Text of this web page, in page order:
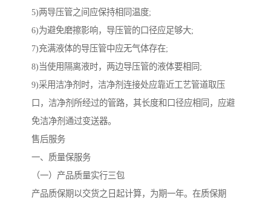
5)两导压管之间应保持相同温度;
6)为避免磨擦影响，导压管的口径应足够大;
7)充满液体的导压管中应无气体存在;
8)当使用隔离液时，两边导压管的液体要相同;
9)采用洁净剂时，洁净剂连接处应靠近工艺管道取压
口，洁净剂所经过的管路，其长度和口径应相同，应避
免洁净剂通过变送器。
售后服务
一、质量保服务
（一）产品质量实行三包
产品质保期以交货之日起计算，为期一年。在质保期